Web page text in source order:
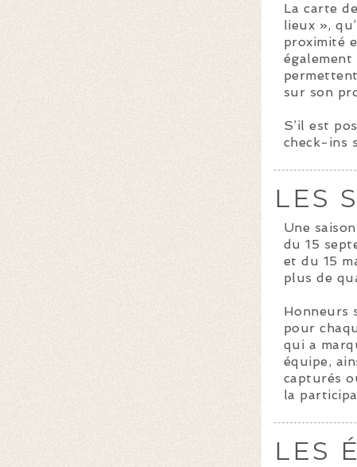
La carte
lieux »,
proximité
également
sur son
S’il est
check-ins
LES
Une
du 15
et du 15
plus de
Honneurs
pour
qui a
équipe,
capturés
la
LES